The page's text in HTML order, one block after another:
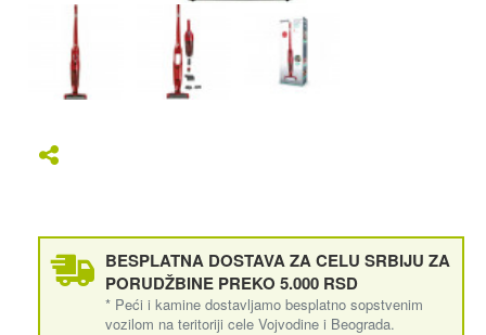
BESPLATNA DOSTAVA ZA CELU SRBIJU ZA
PORUDŽBINE PREKO 5.000 RSD
* Peći i kamine dostavljamo besplatno sopstvenim
vozilom na teritoriji cele Vojvodine i Beograda.